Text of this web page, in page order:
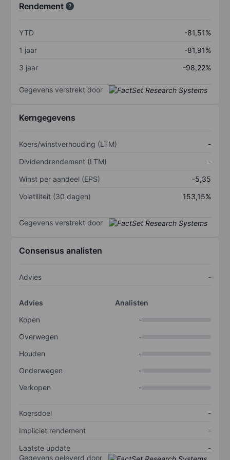
Rendement
YTD
-81,51%
1 jaar
-81,91%
3 jaar
-98,22%
Gegevens verstrekt door
Kerngegevens
Koers/winstverhouding (LTM)
-
Dividendrendement (LTM)
-
Winst per aandeel (EPS)
-5,35
Volatiliteit (30 dagen)
153,15%
Gegevens verstrekt door
Consensus analisten
Advies -
Advies
Analisten
Kopen
-
Overwegen
-
Houden
-
Onderwegen
-
Verkopen
-
Koersdoel
-
Impliciet rendement
-
Laatste update
-
Gegevens geleverd door